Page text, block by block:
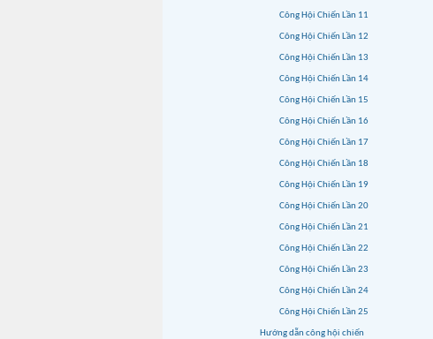
Công Hội Chiến Lần 11
Công Hội Chiến Lần 12
Công Hội Chiến Lần 13
Công Hội Chiến Lần 14
Công Hội Chiến Lần 15
Công Hội Chiến Lần 16
Công Hội Chiến Lần 17
Công Hội Chiến Lần 18
Công Hội Chiến Lần 19
Công Hội Chiến Lần 20
Công Hội Chiến Lần 21
Công Hội Chiến Lần 22
Công Hội Chiến Lần 23
Công Hội Chiến Lần 24
Công Hội Chiến Lần 25
Hướng dẫn công hội chiến